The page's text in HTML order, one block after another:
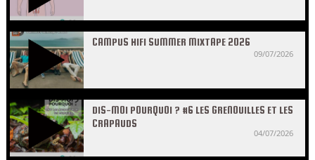
CAMPUS HIFI SUMMER MIXTAPE 2026
09/07/2026
DIS-MOI POURQUOI ? #6 LES GRENOUILLES ET LES
CRAPAUDS
04/07/2026